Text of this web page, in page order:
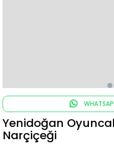
Yenidoğan
Narçiçeği